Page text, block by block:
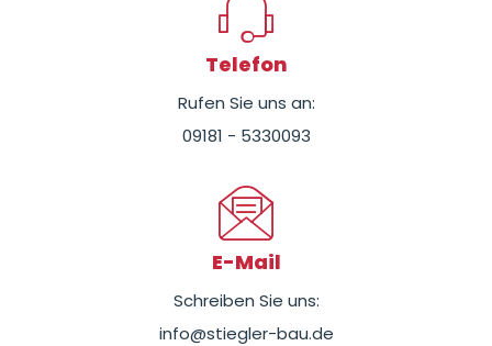
Telefon
Rufen Sie uns an:
09181 - 5330093
E-Mail
Schreiben Sie uns:
info@stiegler-bau.de